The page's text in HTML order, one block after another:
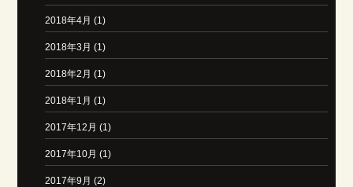
2018年4月 (1)
2018年3月 (1)
2018年2月 (1)
2018年1月 (1)
2017年12月 (1)
2017年10月 (1)
2017年9月 (2)